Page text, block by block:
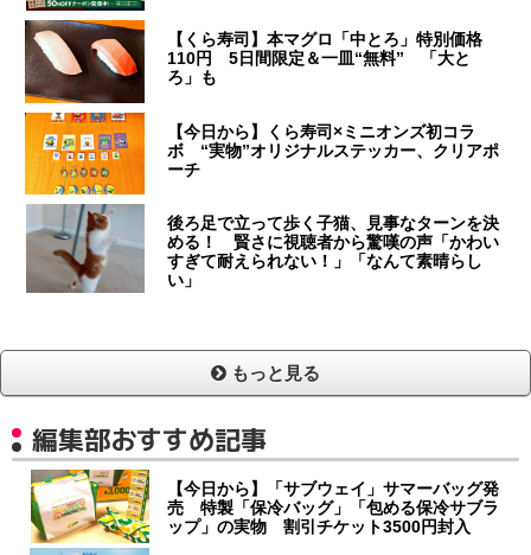
【くら寿司】本マグロ「中とろ」特別価格
110円 5日間限定＆一皿“無料” 「大と
ろ」も
【今日から】くら寿司×ミニオンズ初コラ
ボ “実物”オリジナルステッカー、クリアポ
ーチ
後ろ足で立って歩く子猫、見事なターンを決
める！ 賢さに視聴者から驚嘆の声「かわい
すぎて耐えられない！」「なんて素晴らし
い」
もっと見る
編集部おすすめ記事
【今日から】「サブウェイ」サマーバッグ発
売 特製「保冷バッグ」「包める保冷サブラ
ップ」の実物 割引チケット3500円封入